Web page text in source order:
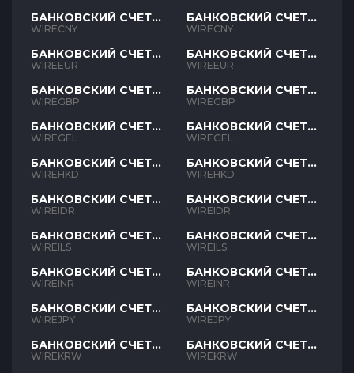
БАНКОВСКИЙ СЧЕТ
CNY
WIRECNY
БАНКОВСКИЙ СЧЕТ
EUR
WIREEUR
БАНКОВСКИЙ СЧЕТ
GBP
WIREGBP
БАНКОВСКИЙ СЧЕТ
GEL
WIREGEL
БАНКОВСКИЙ СЧЕТ
HKD
WIREHKD
БАНКОВСКИЙ СЧЕТ
IDR
WIREIDR
БАНКОВСКИЙ СЧЕТ
ILS
WIREILS
БАНКОВСКИЙ СЧЕТ
INR
WIREINR
БАНКОВСКИЙ СЧЕТ
JPY
WIREJPY
БАНКОВСКИЙ СЧЕТ
KRW
WIREKRW
БАНКОВСКИЙ СЧЕТ
CNY
WIRECNY
БАНКОВСКИЙ СЧЕТ
EUR
WIREEUR
БАНКОВСКИЙ СЧЕТ
GBP
WIREGBP
БАНКОВСКИЙ СЧЕТ
GEL
WIREGEL
БАНКОВСКИЙ СЧЕТ
HKD
WIREHKD
БАНКОВСКИЙ СЧЕТ
IDR
WIREIDR
БАНКОВСКИЙ СЧЕТ
ILS
WIREILS
БАНКОВСКИЙ СЧЕТ
INR
WIREINR
БАНКОВСКИЙ СЧЕТ
JPY
WIREJPY
БАНКОВСКИЙ СЧЕТ
KRW
WIREKRW